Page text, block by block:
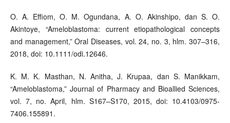
O. A. Effiom, O. M. Ogundana, A. O. Akinshipo, dan S. O.
Akintoye, “Ameloblastoma: current etiopathological concepts
and management,” Oral Diseases, vol. 24, no. 3, hlm. 307–316,
2018, doi: 10.1111/odi.12646.
K. M. K. Masthan, N. Anitha, J. Krupaa, dan S. Manikkam,
“Ameloblastoma,” Journal of Pharmacy and Bioallied Sciences,
vol. 7, no. April, hlm. S167–S170, 2015, doi: 10.4103/0975-
7406.155891.